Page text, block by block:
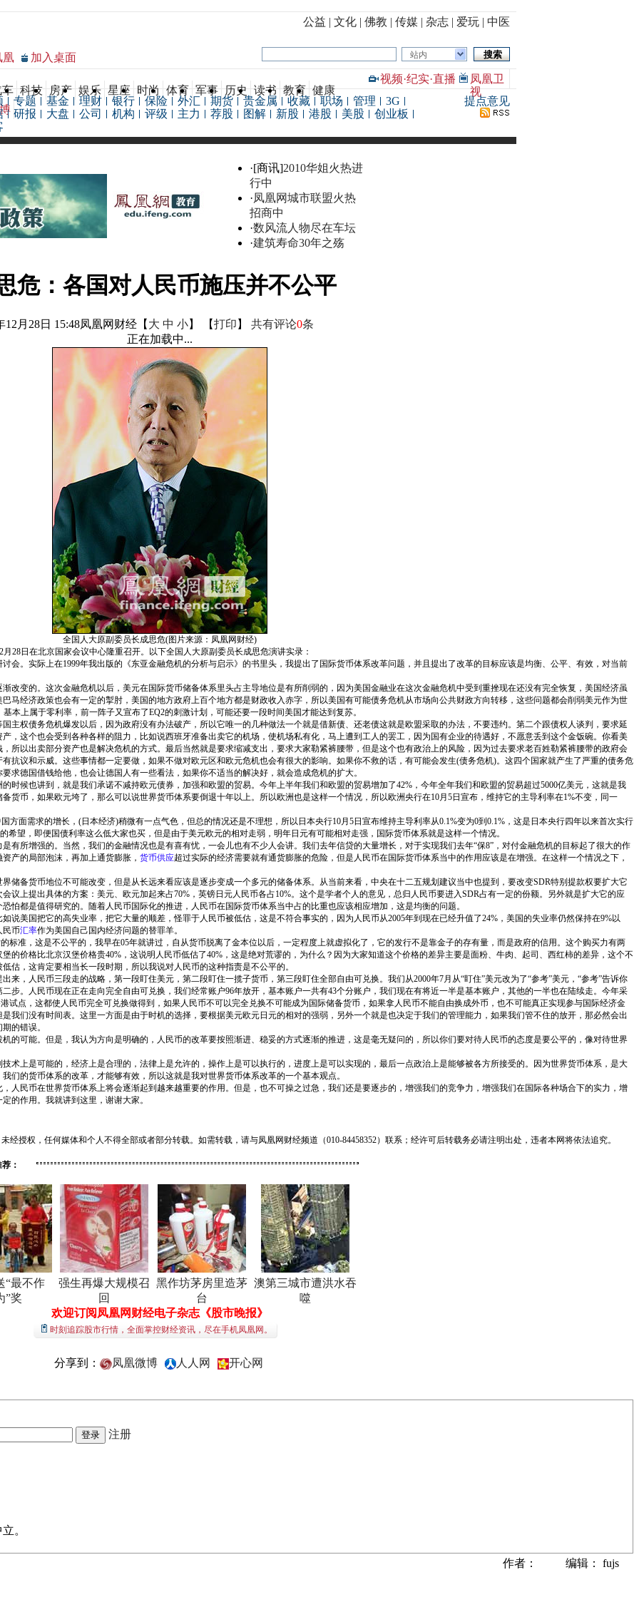
公益 | 文化 | 佛教 | 传媒 | 杂志 | 爱玩 | 中医
凰 加入桌面 站内
车 科技 房产 娱乐 星座 时尚 体育 军事 历史 读书 教育 健康
视频·纪实·直播
凤凰卫
视
专题 基金 理财 银行 保险 外汇 期货 贵金属 收藏 职场 管理
3G
研报 大盘 公司 机构 评级 主力 荐股 图解 新股 港股 美股
创业板
提点意见
·[商讯]2010华姐火热进
行中
·凤凰网城市联盟火热
招商中
·数风流人物尽在车坛
·建筑寿命30年之殇
危：各国对人民币施压并不公平
12月28日 15:48凤凰网财经 【 大 中 小】 【打印 】 共有评论0条
正在加载中...
全国人大原副委员长成思危(图片来源：凤凰网财经)
月28日在北京国家会议中心隆重召开。以下全国人大原副委员长成思危演讲实录：
会。实际上在1999年我出版的《东亚金融危机的分析与启示》的书里头，我提出了国际货币体系改革问题，并且提出了改革的目标应该是均衡、公平、有效，对当前
改变的。这次金融危机以后，美元在国际货币储备体系里头占主导地位是有所削弱的，因为美国金融业在这次金融危机中受到重挫现在还没有完全恢复，美国经济虽
马经济政策也会有一定的掣肘，美国的地方政府上百个地方都是财政收入赤字，所以美国有可能债务危机从市场向公共财政方向转移，这些问题都会削弱美元作为世
本上属于零利率，前一阵子又宣布了EQ2的刺激计划，可能还要一段时间美国才能达到复苏。
主权债务危机爆发以后，因为政府没有办法破产，所以它唯一的几种做法一个就是借新债、还老债这就是欧盟采取的办法，不要违约。第二个跟债权人谈判，要求延
，这个也会受到各种各样的阻力，比如说西班牙准备出卖它的机场，使机场私有化，马上遭到工人的罢工，因为国有企业的待遇好，不愿意丢到这个金饭碗。你看美
所以出卖部分资产也是解决危机的方式。最后当然就是要求缩减支出，要求大家勒紧裤腰带，但是这个也有政治上的风险，因为过去要求老百姓勒紧裤腰带的政府会
抗议和示威。这些事情都一定要做，如果不做对欧元区和欧元危机也会有很大的影响。如果你不救的话，有可能会发生(债务危机)。这四个国家就产生了严重的债务危
德国借钱给他，也会让德国人有一些看法，如果你不适当的解决好，就会造成危机的扩大。
时候也讲到，就是我们承诺不减持欧元债券，加强和欧盟的贸易。今年上半年我们和欧盟的贸易增加了42%，今年全年我们和欧盟的贸易超过5000亿美元，这就是我
货币，如果欧元垮了，那么可以说世界货币体系要倒退十年以上。所以欧洲也是这样一个情况，所以欧洲央行在10月5日宣布，维持它的主导利率在1%不变，同一
方面需求的增长，(日本经济)稍微有一点气色，但总的情况还是不理想，所以日本央行10月5日宣布维持主导利率从0.1%变为0到0.1%，这是日本央行四年以来首次实行
望，即便国债利率这么低大家也买，但是由于美元欧元的相对走弱，明年日元有可能相对走强，国际货币体系就是这样一个情况。
有所增强的。当然，我们的金融情况也是有喜有忧，一会儿也有不少人会讲。我们去年信贷的大量增长，对于实现我们去年“保8”，对付金融危机的目标起了很大的作
产的局部泡沫，再加上通货膨胀， 货币供应超过实际的经济需要就有通货膨胀的危险，但是人民币在国际货币体系当中的作用应该是在增强。在这样一个情况之下，
储备货币地位不可能改变，但是从长远来看应该是逐步变成一个多元的储备体系。从当前来看，中央在十二五规划建议当中也提到，要改变SDR特别提款权要扩大它
议上提出具体的方案：美元、欧元加起来占70%，英镑日元人民币各占10%。这个是学者个人的意见，总归人民币要进入SDR占有一定的份额。另外就是扩大它的应
怕都是值得研究的。随着人民币国际化的推进，人民币在国际货币体系当中占的比重也应该相应增加，这是均衡的问题。
说美国把它的高失业率，把它大量的顺差，怪罪于人民币被低估，这是不符合事实的，因为人民币从2005年到现在已经升值了24%，美国的失业率仍然保持在9%以
民币汇率作为美国自己国内经济问题的替罪羊。
标准，这是不公平的，我早在05年就讲过，自从货币脱离了金本位以后，一定程度上就虚拟化了，它的发行不是靠金子的存有量，而是政府的信用。这个购买力有两
的价格比北京汉堡价格贵40%，这说明人民币低估了40%，这是绝对荒谬的，为什么？因为大家知道这个价格的差异主要是面粉、牛肉、起司、西红柿的差异，这个不
估，这肯定要相当长一段时期，所以我说对人民币的这种指责是不公平的。
来，人民币三段走的战略，第一段盯住美元，第二段盯住一揽子货币，第三段盯住全部自由可兑换。我们从2000年7月从“盯住”美元改为了“参考”美元，“参考”告诉你
步。人民币现在正在走向完全自由可兑换，我们经常账户96年放开，基本账户一共有43个分账户，我们现在有将近一半是基本账户，其他的一半也在陆续走。今年采
点，这都使人民币完全可兑换做得到，如果人民币不可以完全兑换不可能成为国际储备货币，如果拿人民币不能自由换成外币，也不可能真正实现参与国际经济金
我们没有时间表。这里一方面是由于时机的选择，要根据美元欧元日元的相对的强弱，另外一个就是也决定于我们的管理能力，如果我们管不住的放开，那必然会出
的错误。
的可能。但是，我认为方向是明确的，人民币的改革要按照渐进、稳妥的方式逐渐的推进，这是毫无疑问的，所以你们要对待人民币的态度是要公平的，像对待世界
术上是可能的，经济上是合理的，法律上是允许的，操作上是可以执行的，进度上是可以实现的，最后一点政治上是能够被各方所接受的。因为世界货币体系，是大
的货币体系的改革，才能够有效，所以这就是我对世界货币体系改革的一个基本观点。
人民币在世界货币体系上将会逐渐起到越来越重要的作用。但是，也不可操之过急，我们还是要逐步的，增强我们的竞争力，增强我们在国际各种场合下的实力，增
的作用。我就讲到这里，谢谢大家。
授权，任何媒体和个人不得全部或者部分转载。如需转载，请与凤凰网财经频道（010-84458352）联系；经许可后转载务必请注明出处，违者本网将依法追究。
：
“最不作
”奖
强生再爆大规模召
回
黑作坊茅房里造茅
台
澳第三城市遭洪水吞
噬
欢迎订阅凤凰网财经电子杂志《股市晚报》
时刻追踪股市行情，全面掌控财经资讯，尽在手机凤凰网。
分享到： 凤凰微博 人人网 开心网
注册
。
作者： 编辑： fujs